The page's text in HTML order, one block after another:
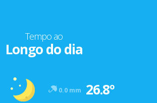
Tempo ao
Longo do dia
0.0 mm 26.8º